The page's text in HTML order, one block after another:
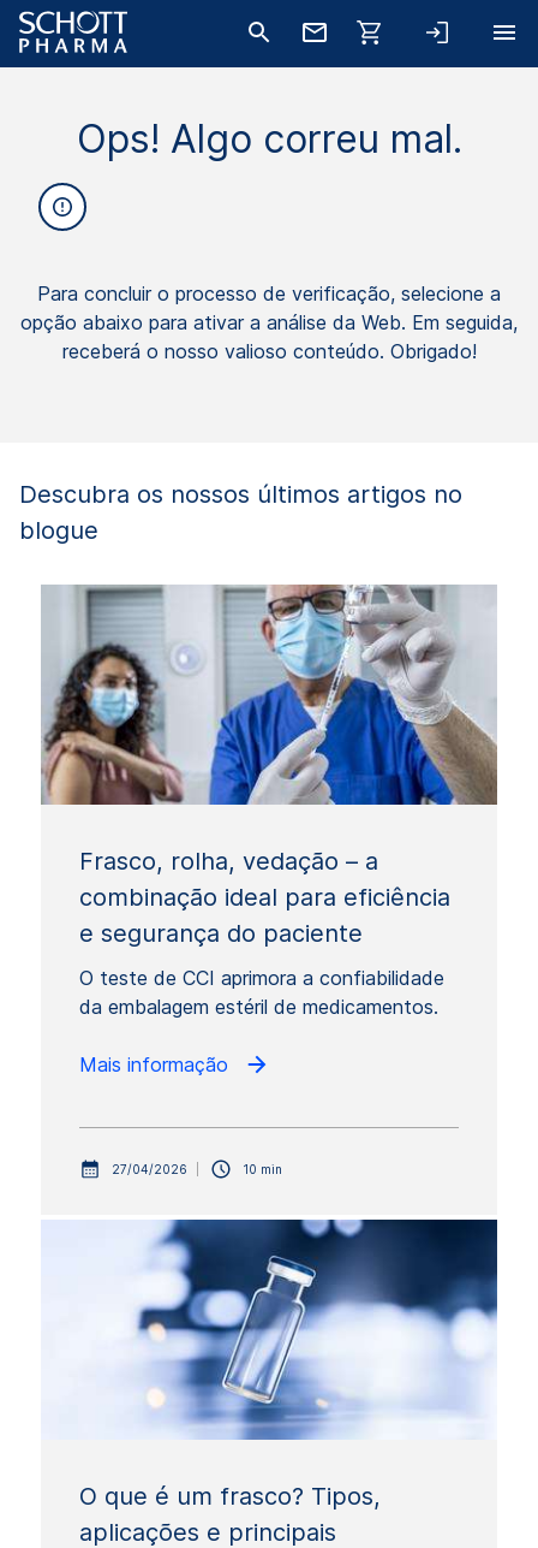
Ops! Algo correu mal.
Para concluir o processo de verificação, selecione a
opção abaixo para ativar a análise da Web. Em seguida,
receberá o nosso valioso conteúdo. Obrigado!
Descubra os nossos últimos artigos no
blogue
Frasco, rolha, vedação – a
combinação ideal para eficiência
e segurança do paciente
O teste de CCI aprimora a confiabilidade
da embalagem estéril de medicamentos.
Mais informação
27/04/2026 10 min
O que é um frasco? Tipos,
aplicações e principais